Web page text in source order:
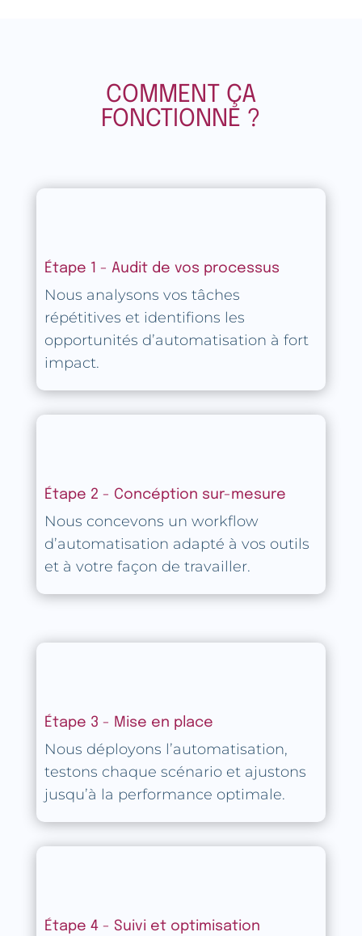
COMMENT ÇA
FONCTIONNE ?
Étape 1 - Audit de vos processus
Nous analysons vos tâches
répétitives et identifions les
opportunités d’automatisation à fort
impact.
Étape 2 - Concéption sur-mesure
Nous concevons un workflow
d’automatisation adapté à vos outils
et à votre façon de travailler.
Étape 3 - Mise en place
Nous déployons l’automatisation,
testons chaque scénario et ajustons
jusqu’à la performance optimale.
Étape 4 - Suivi et optimisation